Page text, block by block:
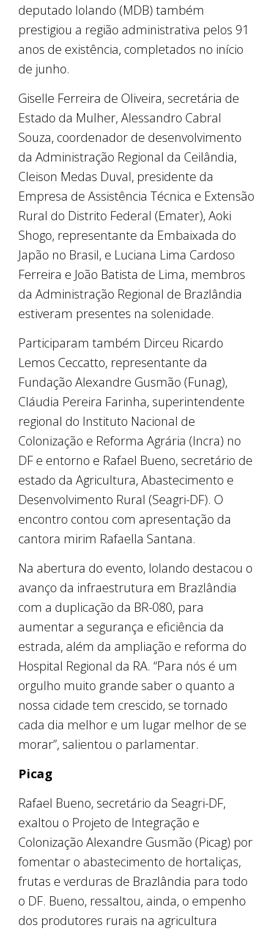
deputado Iolando (MDB) também
prestigiou a região administrativa pelos 91
anos de existência, completados no início
de junho.
Giselle Ferreira de Oliveira, secretária de
Estado da Mulher, Alessandro Cabral
Souza, coordenador de desenvolvimento
da Administração Regional da Ceilândia,
Cleison Medas Duval, presidente da
Empresa de Assistência Técnica e Extensão
Rural do Distrito Federal (Emater), Aoki
Shogo, representante da Embaixada do
Japão no Brasil, e Luciana Lima Cardoso
Ferreira e João Batista de Lima, membros
da Administração Regional de Brazlândia
estiveram presentes na solenidade.
Participaram também Dirceu Ricardo
Lemos Ceccatto, representante da
Fundação Alexandre Gusmão (Funag),
Cláudia Pereira Farinha, superintendente
regional do Instituto Nacional de
Colonização e Reforma Agrária (Incra) no
DF e entorno e Rafael Bueno, secretário de
estado da Agricultura, Abastecimento e
Desenvolvimento Rural (Seagri-DF). O
encontro contou com apresentação da
cantora mirim Rafaella Santana.
Na abertura do evento, Iolando destacou o
avanço da infraestrutura em Brazlândia
com a duplicação da BR-080, para
aumentar a segurança e eficiência da
estrada, além da ampliação e reforma do
Hospital Regional da RA. “Para nós é um
orgulho muito grande saber o quanto a
nossa cidade tem crescido, se tornado
cada dia melhor e um lugar melhor de se
morar”, salientou o parlamentar.
Picag
Rafael Bueno, secretário da Seagri-DF,
exaltou o Projeto de Integração e
Colonização Alexandre Gusmão (Picag) por
fomentar o abastecimento de hortaliças,
frutas e verduras de Brazlândia para todo
o DF. Bueno, ressaltou, ainda, o empenho
dos produtores rurais na agricultura